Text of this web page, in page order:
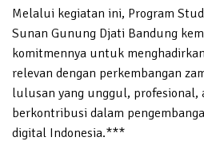
Melalui kegiatan ini, Program
Sunan Gunung Djati Bandung
komitmennya untuk
relevan dengan perkembangan
lulusan yang unggul, profesional,
berkontribusi dalam
digital Indonesia.***